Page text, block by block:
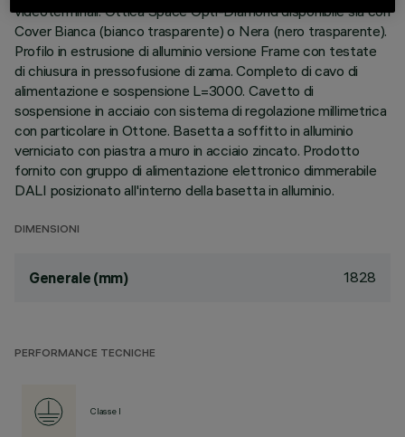
videoterminali. Ottica Space Opti-Diamond disponibile sia con
Cover Bianca (bianco trasparente) o Nera (nero trasparente).
Profilo in estrusione di alluminio versione Frame con testate
di chiusura in pressofusione di zama. Completo di cavo di
alimentazione e sospensione L=3000. Cavetto di
sospensione in acciaio con sistema di regolazione millimetrica
con particolare in Ottone. Basetta a soffitto in alluminio
verniciato con piastra a muro in acciaio zincato. Prodotto
fornito con gruppo di alimentazione elettronico dimmerabile
DALI posizionato all'interno della basetta in alluminio.
DIMENSIONI
Generale (mm) 1828
PERFORMANCE TECNICHE
Classe I